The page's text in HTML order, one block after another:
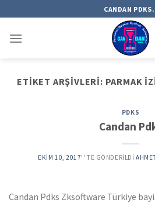
to
content
CANDAN
ETIKET ARŞIVLERI: PARMAK
PDKS
Candan
EKIM 10, 2017’' TE GÖNDERILDI
Candan Pdks Zksoftware Türkiye